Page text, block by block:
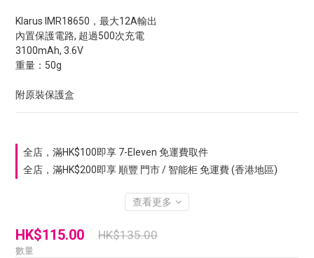
Klarus IMR18650，最大12A輸出
內置保護電路, 超過500次充電
3100mAh, 3.6V
重量：50g
附原裝保護盒
全店，滿HK$100即享 7-Eleven 免運費取件
全店，滿HK$200即享 順豐 門市 / 智能柜 免運費 (香港地區)
查看更多
HK$115.00 HK$135.00
數量